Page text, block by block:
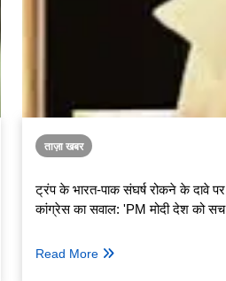
ताज़ा खबर
ट्रंप के भारत-पाक संघर्ष रोकने के दावे पर
कांग्रेस का सवाल: 'PM मोदी देश को सच
Read More